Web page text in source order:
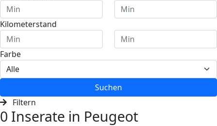
Kilometerstand
Farbe
Suchen
Filtern
0 Inserate in Peugeot